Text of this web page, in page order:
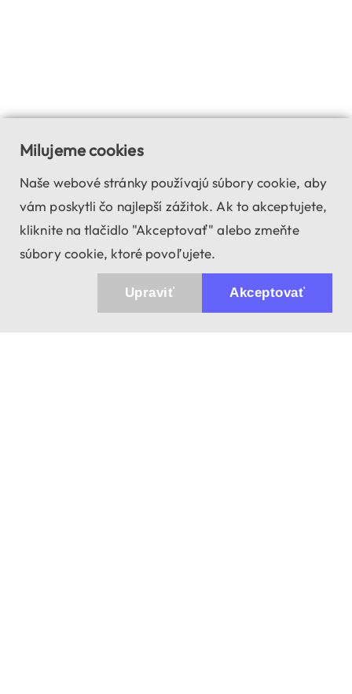
Milujeme cookies
Naše webové stránky používajú súbory cookie, aby
vám poskytli čo najlepší zážitok. Ak to akceptujete,
kliknite na tlačidlo "Akceptovať" alebo zmeňte
súbory cookie, ktoré povoľujete.
Akceptovať
Upraviť